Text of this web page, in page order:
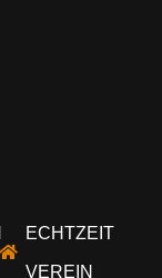
ECHTZEIT
VEREIN